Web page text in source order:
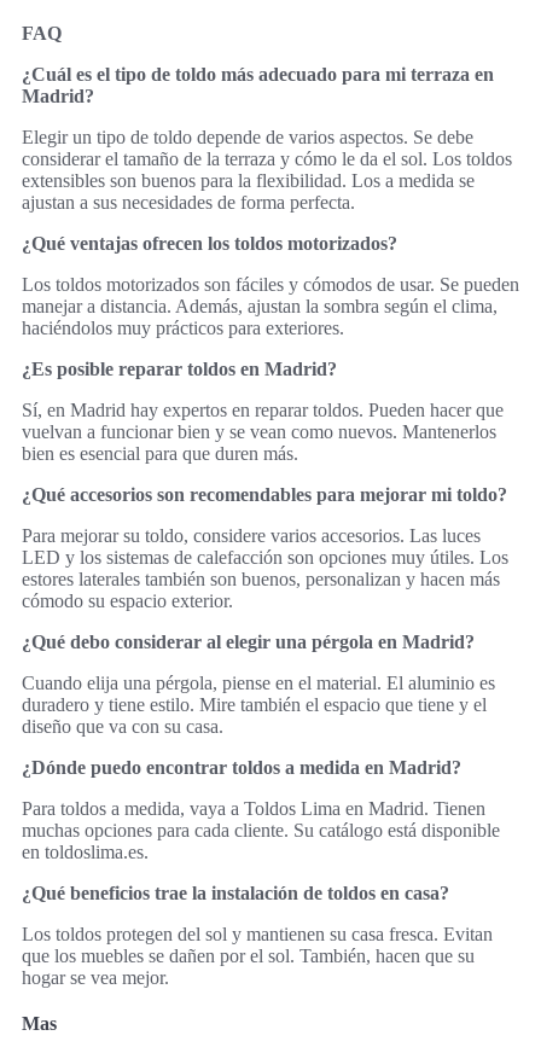
FAQ
¿Cuál es el tipo de toldo más adecuado para mi terraza en
Madrid?
Elegir un tipo de toldo depende de varios aspectos. Se debe
considerar el tamaño de la terraza y cómo le da el sol. Los toldos
extensibles son buenos para la flexibilidad. Los a medida se
ajustan a sus necesidades de forma perfecta.
¿Qué ventajas ofrecen los toldos motorizados?
Los toldos motorizados son fáciles y cómodos de usar. Se pueden
manejar a distancia. Además, ajustan la sombra según el clima,
haciéndolos muy prácticos para exteriores.
¿Es posible reparar toldos en Madrid?
Sí, en Madrid hay expertos en reparar toldos. Pueden hacer que
vuelvan a funcionar bien y se vean como nuevos. Mantenerlos
bien es esencial para que duren más.
¿Qué accesorios son recomendables para mejorar mi toldo?
Para mejorar su toldo, considere varios accesorios. Las luces
LED y los sistemas de calefacción son opciones muy útiles. Los
estores laterales también son buenos, personalizan y hacen más
cómodo su espacio exterior.
¿Qué debo considerar al elegir una pérgola en Madrid?
Cuando elija una pérgola, piense en el material. El aluminio es
duradero y tiene estilo. Mire también el espacio que tiene y el
diseño que va con su casa.
¿Dónde puedo encontrar toldos a medida en Madrid?
Para toldos a medida, vaya a Toldos Lima en Madrid. Tienen
muchas opciones para cada cliente. Su catálogo está disponible
en toldoslima.es.
¿Qué beneficios trae la instalación de toldos en casa?
Los toldos protegen del sol y mantienen su casa fresca. Evitan
que los muebles se dañen por el sol. También, hacen que su
hogar se vea mejor.
Mas